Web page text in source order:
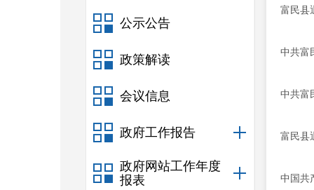
公示公告
政策解读
会议信息
政府工作报告
政府网站工作年度
报表
富民县
中共富
中共富
富民县
中国共